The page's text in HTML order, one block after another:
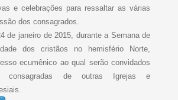
e celebrações para ressaltar as várias
dos consagrados.
de janeiro de 2015, durante a Semana de
dos cristãos no hemisfério Norte,
ecumênico ao qual serão convidados
consagradas de outras Igrejas e